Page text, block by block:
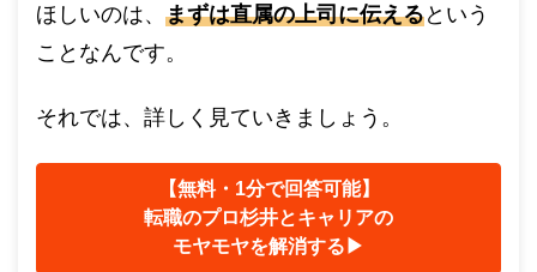
ほしいのは、 まずは直属の上司に伝えるという
ことなんです。
それでは、詳しく見ていきましょう。
【無料・1分で回答可能】
転職のプロ杉井とキャリアの
モヤモヤを解消する▶︎